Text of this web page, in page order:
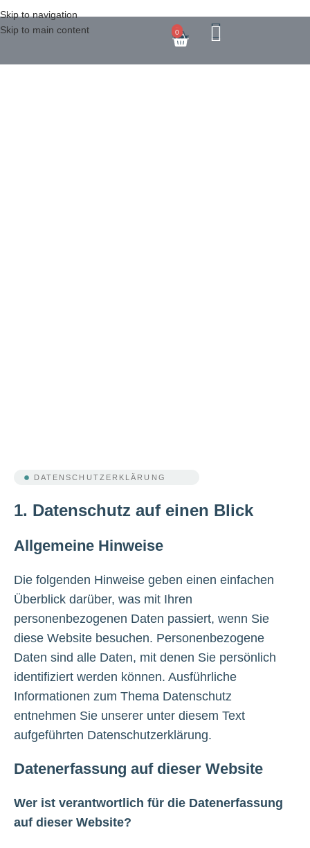
Skip to navigation
Skip to main content
0
0
DATENSCHUTZERKLÄRUNG
1. Datenschutz auf einen Blick
Allgemeine Hinweise
Die folgenden Hinweise geben einen einfachen
Überblick darüber, was mit Ihren
personenbezogenen Daten passiert, wenn Sie
diese Website besuchen. Personenbezogene
Daten sind alle Daten, mit denen Sie persönlich
identifiziert werden können. Ausführliche
Informationen zum Thema Datenschutz
entnehmen Sie unserer unter diesem Text
aufgeführten Datenschutzerklärung.
Datenerfassung auf dieser Website
Wer ist verantwortlich für die Datenerfassung
auf dieser Website?